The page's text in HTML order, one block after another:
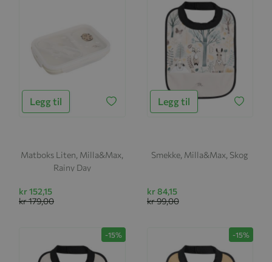
Legg til
Matboks Liten, Milla&Max,
Rainy Day
kr 152,15
kr 179,00
Legg til
Smekke, Milla&Max, Skog
kr 84,15
kr 99,00
-15% -15%